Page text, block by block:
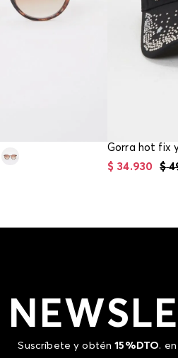
Gorra hot fix
$
$ 34.930
Suscríbete y obtén15%DTO.